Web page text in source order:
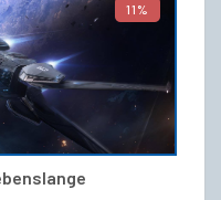
11%
DEN WARENKORB